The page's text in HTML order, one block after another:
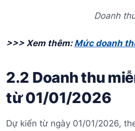
Doanh
>>> Xem thêm: Mức doanh
2.2 Doanh thu
từ 01/01/2026
Dự kiến từ ngày 01/01/2026,